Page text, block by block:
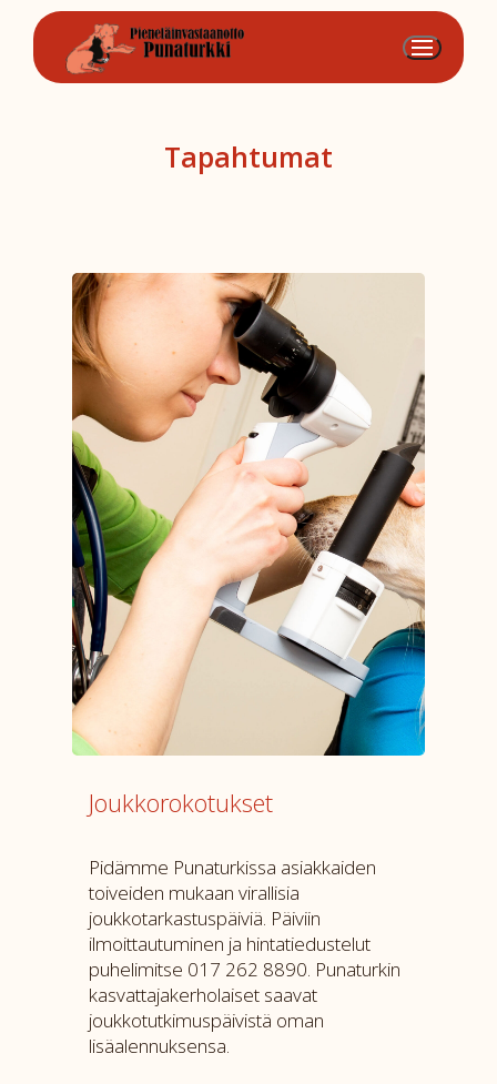
Hyppää
sisältöön
Tapahtumat
Joukkorokotukset
Pidämme Punaturkissa asiakkaiden
toiveiden mukaan virallisia
joukkotarkastuspäiviä. Päiviin
ilmoittautuminen ja hintatiedustelut
puhelimitse 017 262 8890. Punaturkin
kasvattajakerholaiset saavat
joukkotutkimuspäivistä oman
lisäalennuksensa.